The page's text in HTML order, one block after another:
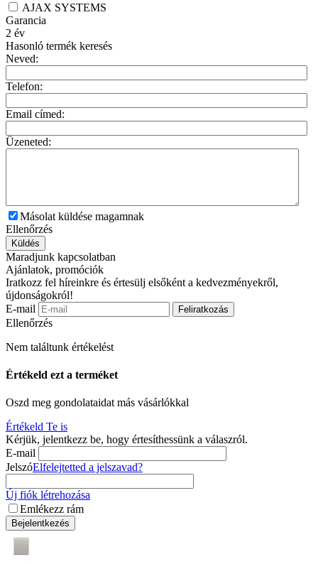
AJAX SYSTEMS
Garancia
2 év
Hasonló termék keresés
Neved:
Telefon:
Email címed:
Üzeneted:
Másolat küldése magamnak
Ellenőrzés
Küldés
Maradjunk kapcsolatban
Ajánlatok, promóciók
Iratkozz fel híreinkre és értesülj elsőként a kedvezményekről,
újdonságokról!
E-mail
Feliratkozás
Ellenőrzés
Nem találtunk értékelést
Értékeld ezt a terméket
Oszd meg gondolataidat más vásárlókkal
Értékeld Te is
Kérjük, jelentkezz be, hogy értesíthessünk a válaszról.
E-mail
JelszóElfelejtetted a jelszavad?
Új fiók létrehozása
Emlékezz rám
Bejelentkezés